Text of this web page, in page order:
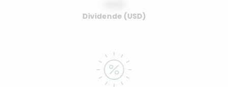
Dividende (USD)